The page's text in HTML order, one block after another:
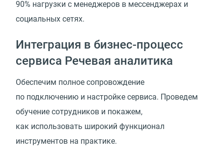
90% нагрузки с менеджеров в мессенджерах и
социальных сетях.
Интеграция в бизнес-процесс
сервиса Речевая аналитика
Обеспечим полное сопровождение
по подключению и настройке сервиса. Проведем
обучение сотрудников и покажем,
как использовать широкий функционал
инструментов на практике.